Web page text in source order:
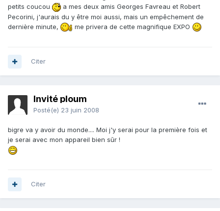
petits coucou
a mes deux amis Georges Favreau et Robert
Pecorini, j'aurais du y être moi aussi, mais un empêchement de
dernière minute,
me privera de cette magnifique EXPO
Citer
Invité ploum
Posté(e) 23 juin 2008
bigre va y avoir du monde.... Moi j'y serai pour la première fois et
je serai avec mon appareil bien sûr !
Citer